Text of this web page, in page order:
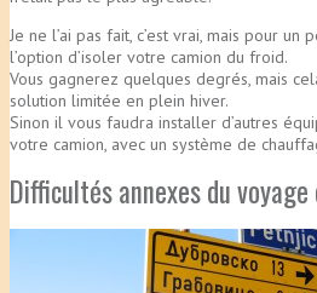
Je ne l’ai pas fait, c’est vrai, mais pour
l’option d’isoler votre camion du froid.
Vous gagnerez quelques degrés, mais
solution limitée en plein hiver.
Sinon il vous faudra installer d’autres
votre camion, avec un système de
Difficultés annexes du voyage